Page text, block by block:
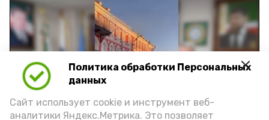
Политика обработки Персональных
данных
Сайт использует cookie и инструмент веб-
аналитики Яндекс.Метрика. Это позволяет
Play
Video